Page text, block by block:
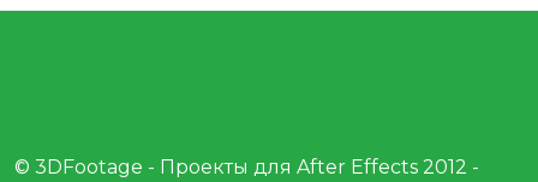
© 3DFootage - Проекты для After Effects 2012 -